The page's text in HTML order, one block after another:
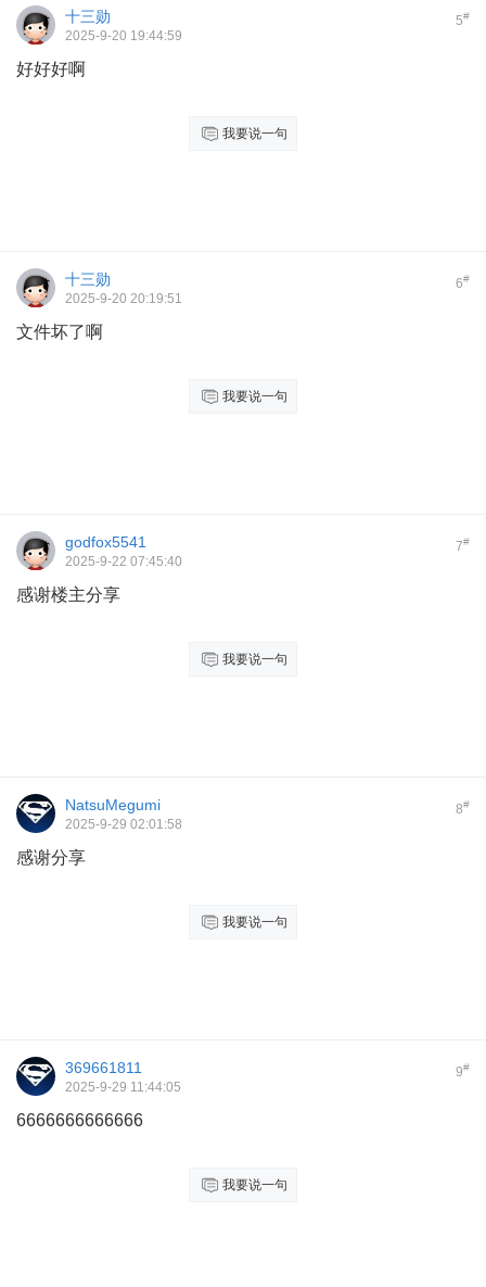
5#
十三勋
2025-9-20 19:44:59
好好好啊
我要说一句
6#
十三勋
2025-9-20 20:19:51
文件坏了啊
我要说一句
7#
godfox5541
2025-9-22 07:45:40
感谢楼主分享
我要说一句
8#
NatsuMegumi
2025-9-29 02:01:58
感谢分享
我要说一句
9#
369661811
2025-9-29 11:44:05
6666666666666
我要说一句